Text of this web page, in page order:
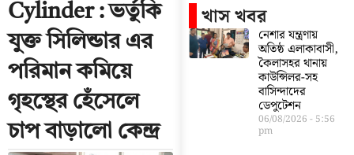
Cylinder : ভর্তুকি
যুক্ত সিলিন্ডার এর
পরিমান কমিয়ে
গৃহস্থের হেঁসেলে
চাপ বাড়ালো কেন্দ্র
খাস খবর
নেশার যন্ত্রণায়
অতিষ্ঠ এলাকাবাসী,
কৈলাসহর থানায়
কাউন্সিলর-সহ
বাসিন্দাদের
ডেপুটেশন
06/08/2026 5:56
pm